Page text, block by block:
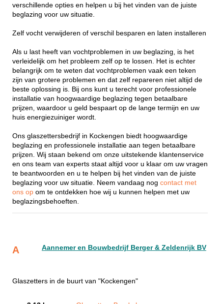
verschillende opties en helpen u bij het vinden van de juiste
beglazing voor uw situatie.
Zelf vocht verwijderen of verschil besparen en laten installeren
Als u last heeft van vochtproblemen in uw beglazing, is het
verleidelijk om het probleem zelf op te lossen. Het is echter
belangrijk om te weten dat vochtproblemen vaak een teken
zijn van grotere problemen en dat zelf repareren niet altijd de
beste oplossing is. Bij ons kunt u terecht voor professionele
installatie van hoogwaardige beglazing tegen betaalbare
prijzen, waardoor u geld bespaart op de lange termijn en uw
huis energiezuiniger wordt.
Ons glaszettersbedrijf in Kockengen biedt hoogwaardige
beglazing en professionele installatie aan tegen betaalbare
prijzen. Wij staan bekend om onze uitstekende klantenservice
en ons team van experts staat altijd voor u klaar om uw vragen
te beantwoorden en u te helpen bij het vinden van de juiste
beglazing voor uw situatie. Neem vandaag nog contact met
ons op om te ontdekken hoe wij u kunnen helpen met uw
beglazingsbehoeften.
A Aannemer en Bouwbedrijf Berger & Zeldenrijk BV
Glaszetters in de buurt van "Kockengen"